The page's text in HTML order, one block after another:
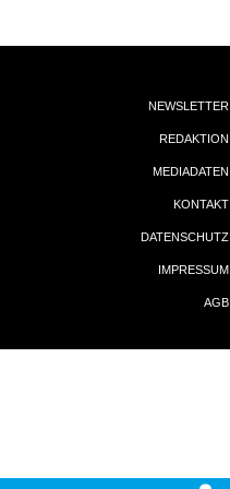
NEWSLETTER
REDAKTION
MEDIADATEN
KONTAKT
DATENSCHUTZ
IMPRESSUM
AGB